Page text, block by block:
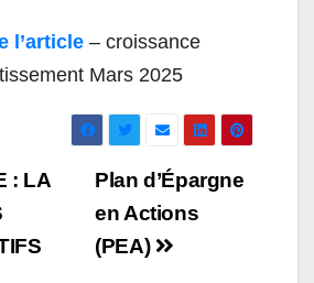
l’article – croissance
Mars 2025
Plan d’Épargne
en Actions
(PEA)
: LA